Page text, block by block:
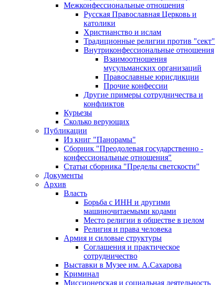
Межконфессиональные отношения
Русская Православная Церковь и
католики
Христианство и ислам
Традиционные религии против "сект"
Внутриконфессиональные отношения
Взаимоотношения
мусульманских организаций
Православные юрисдикции
Прочие конфессии
Другие примеры сотрудничества и
конфликтов
Курьезы
Сколько верующих
Публикации
Из книг "Панорамы"
Сборник "Преодолевая государственно -
конфессиональные отношения"
Статьи сборника "Пределы светскости"
Документы
Архив
Власть
Борьба с ИНН и другими
машиночитаемыми кодами
Место религии в обществе в целом
Религия и права человека
Армия и силовые структуры
Соглашения и практическое
сотрудничество
Выставки в Музее им. А.Сахарова
Криминал
Миссионерская и социальная деятельность